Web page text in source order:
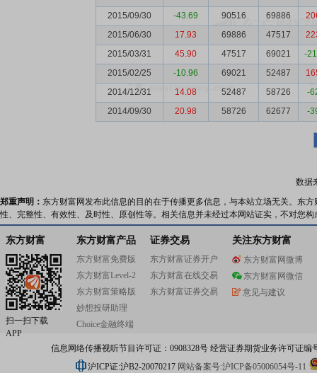
2015/09/30
-43.69 90516 69886
2015/06/30
17.93 69886 47517
2015/03/31
45.90 47517 69021
-
2015/02/25
-10.96 69021 52487
2014/12/31
14.08 52487 58726
-
2014/09/30
20.98 58726 62677 -
数据
郑重声明： 东方财富网发布此信息的目的在于传播更多信息，与本站立场无关。东
性、完整性、有效性、及时性、原创性等。相关信息并未经过本网站证实，不对您
东方财富
扫一扫下载
APP
东方财富产品
东方财富免费版
东方财富Level-2
东方财富策略版
妙想投研助理
Choice金融终端
证券交易
东方财富证券开户
东方财富在线交易
东方财富证券交易
关注东方财富
东方财富网微博
东方财富网微信
意见与建议
信息网络传播视听节目许可证：0908328号 经营证券期货业务许可证编
沪ICP证:沪B2-20070217 网站备案号:沪ICP备05006054号-11